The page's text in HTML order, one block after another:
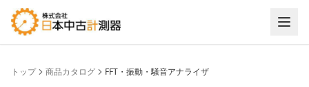
トップ 商品カタログ FFT・振動・騒音アナライザ